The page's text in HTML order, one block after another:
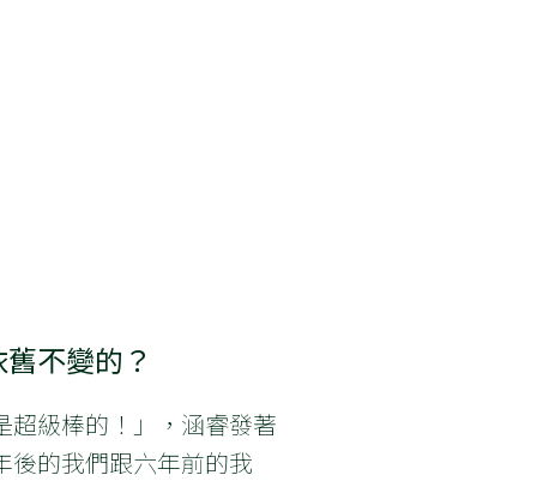
不變的？
超級棒的！」，涵睿發著
後的我們跟六年前的我